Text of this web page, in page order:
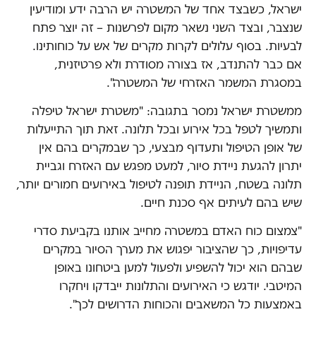
ישראל, כשבצד אחד של המשטרה יש הרבה ידע ומודיעין
שנצבר, ובצד השני נשאר מקום לפרשנות – זה יוצר פתח
לבעיות. בסוף עלולים לקרות מקרים של אש על כוחותינו.
אם כבר להתנדב, אז בצורה מסודרת ולא פרטיזנית,
במסגרת המשמר האזרחי של המשטרה".
ממשטרת ישראל נמסר בתגובה: "משטרת ישראל טיפלה
ותמשיך לטפל בכל אירוע ובכל תלונה. זאת תוך התייעלות
של אופן הטיפול ותעדוף מבצעי, כך שבמקרים בהם אין
יתרון להגעת ניידת סיור, למעט מפגש עם האזרח וגביית
תלונה בשטח, הניידת תופנה לטיפול באירועים חמורים יותר,
שיש בהם לעיתים אף סכנת חיים.
"צמצום כוח האדם במשטרה מחייב אותנו בקביעת סדרי
עדיפויות, כך שהציבור יפגוש את מערך הסיור במקרים
שבהם הוא יכול להשפיע ולפעול למען ביטחונו באופן
המיטבי. יודגש כי האירועים והתלונות ייבדקו ויחקרו
באמצעות כל המשאבים והכוחות הדרושים לכך".